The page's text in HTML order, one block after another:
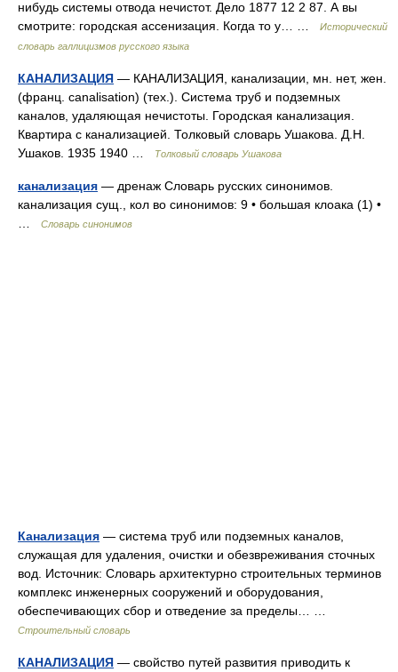
нибудь системы отвода нечистот. Дело 1877 12 2 87. А вы
смотрите: городская ассенизация. Когда то у… …
Исторический
словарь галлицизмов русского языка
КАНАЛИЗАЦИЯ — КАНАЛИЗАЦИЯ, канализации, мн. нет, жен.
(франц. canalisation) (тех.). Система труб и подземных
каналов, удаляющая нечистоты. Городская канализация.
Квартира с канализацией. Толковый словарь Ушакова. Д.Н.
Ушаков. 1935 1940 …
Толковый словарь Ушакова
канализация — дренаж Словарь русских синонимов.
канализация сущ., кол во синонимов: 9 • большая клоака (1) •
Словарь синонимов
Канализация — система труб или подземных каналов,
служащая для удаления, очистки и обезвреживания сточных
вод. Источник: Словарь архитектурно строительных терминов
комплекс инженерных сооружений и оборудования,
обеспечивающих сбор и отведение за пределы… …
Строительный словарь
КАНАЛИЗАЦИЯ — свойство путей развития приводить к